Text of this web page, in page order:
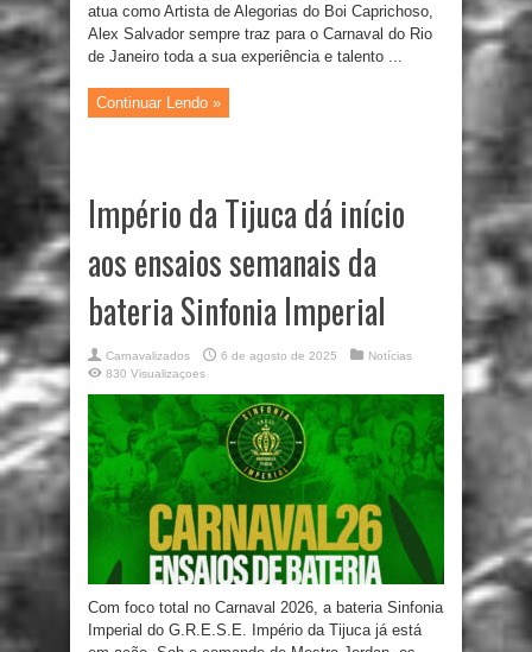
atua como Artista de Alegorias do Boi Caprichoso,
Alex Salvador sempre traz para o Carnaval do Rio
de Janeiro toda a sua experiência e talento ...
Continuar Lendo »
Império da Tijuca dá início
aos ensaios semanais da
bateria Sinfonia Imperial
Carnavalizados 6 de agosto de 2025
Notícias
830 Visualizaçoes
Com foco total no Carnaval 2026, a bateria Sinfonia
Imperial do G.R.E.S.E. Império da Tijuca já está